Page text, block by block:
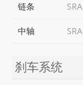
链条
中轴
刹车系统